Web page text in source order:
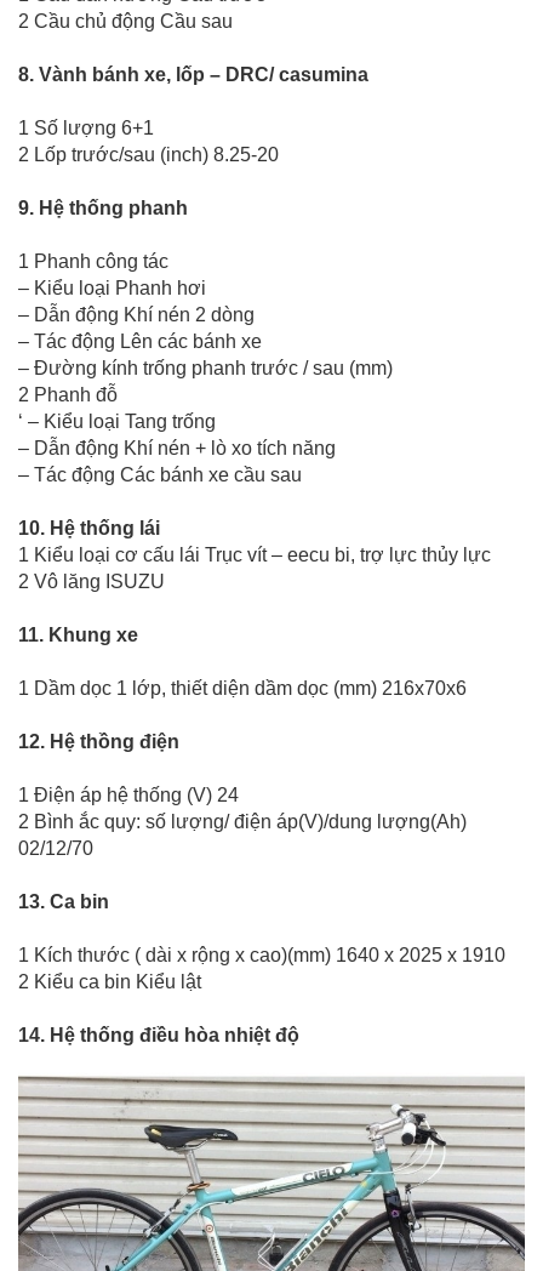
2 Cầu chủ động Cầu sau
8. Vành bánh xe, lốp – DRC/ casumina
1 Số lượng 6+1
2 Lốp trước/sau (inch) 8.25-20
9. Hệ thống phanh
1 Phanh công tác
– Kiểu loại Phanh hơi
– Dẫn động Khí nén 2 dòng
– Tác động Lên các bánh xe
– Đường kính trống phanh trước / sau (mm)
2 Phanh đỗ
‘ – Kiểu loại Tang trống
– Dẫn động Khí nén + lò xo tích năng
– Tác động Các bánh xe cầu sau
10. Hệ thống lái
1 Kiểu loại cơ cấu lái Trục vít – eecu bi, trợ lực thủy lực
2 Vô lăng ISUZU
11. Khung xe
1 Dầm dọc 1 lớp, thiết diện dầm dọc (mm) 216x70x6
12. Hệ thồng điện
1 Điện áp hệ thống (V) 24
2 Bình ắc quy: số lượng/ điện áp(V)/dung lượng(Ah)
02/12/70
13. Ca bin
1 Kích thước ( dài x rộng x cao)(mm) 1640 x 2025 x 1910
2 Kiểu ca bin Kiểu lật
14. Hệ thống điều hòa nhiệt độ